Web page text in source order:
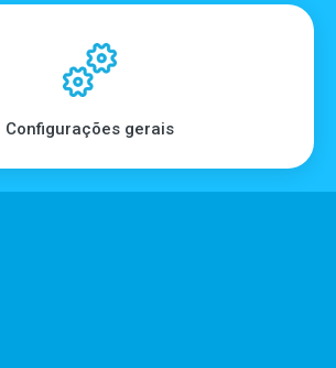
Configurações gerais